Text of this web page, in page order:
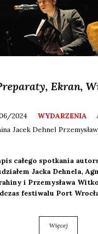
Ekran,
2024 WYDARZENIA
Jacek Dehnel Przemysław
całe­go spo­tka­nia
Jac­ka Deh­ne­la,
i Prze­my­sła­wa
festi­wa­lu Port
Więcej